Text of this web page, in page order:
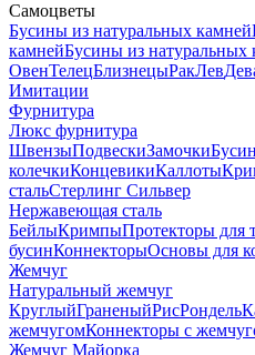
Самоцветы
Бусины из натуральных камней
камнейБусины из натуральных
ОвенТелецБлизнецыРакЛев
Имитации
Фурнитура
Люкс фурнитура
ШвензыПодвескиЗамочки
колечкиКонцевикиКаллоты
стальСтерлинг Сильвер
Нержавеющая сталь
БейлыКримпыПротекторы для
бусинКоннекторыОсновы для
Жемчуг
Натуральный жемчуг
КруглыйГраненыйРисРондель
жемчугомКоннекторы с
Жемчуг Майорка